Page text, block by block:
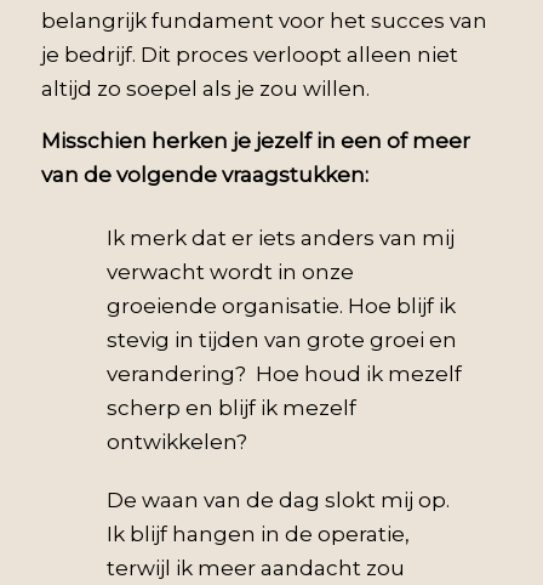
belangrijk fundament voor het succes van
je bedrijf. Dit proces verloopt alleen niet
altijd zo soepel als je zou willen.
Misschien herken je jezelf in een of meer
van de volgende vraagstukken:
Ik merk dat er iets anders van mij
verwacht wordt in onze
groeiende organisatie. Hoe blijf ik
stevig in tijden van grote groei en
verandering? Hoe houd ik mezelf
scherp en blijf ik mezelf
ontwikkelen?
De waan van de dag slokt mij op.
Ik blijf hangen in de operatie,
terwijl ik meer aandacht zou